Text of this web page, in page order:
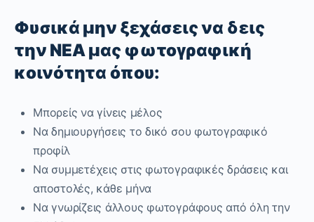
Φυσικά μην ξεχάσεις να δεις
την ΝΕΑ μας φωτογραφική
κοινότητα όπου:
Μπορείς να γίνεις μέλος
Να δημιουργήσεις το δικό σου φωτογραφικό
προφίλ
Να συμμετέχεις στις φωτογραφικές δράσεις και
αποστολές, κάθε μήνα
Να γνωρίζεις άλλους φωτογράφους από όλη την